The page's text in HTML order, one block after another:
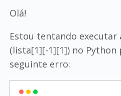
Olá!
Estou tentando executar
(lista[1][-1][1]) no Python
seguinte erro: